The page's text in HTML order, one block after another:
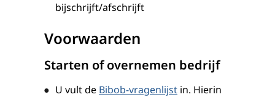
bijschrijft/afschrijft
Voorwaarden
Starten of overnemen bedrijf
U vult de Bibob-vragenlijst in. Hierin